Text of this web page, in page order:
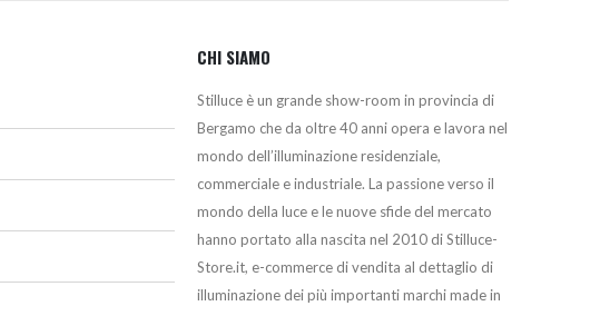
CHI SIAMO
Stilluce è un grande show-room in provincia di
Bergamo che da oltre 40 anni opera e lavora nel
mondo dell’illuminazione residenziale,
commerciale e industriale. La passione verso il
mondo della luce e le nuove sfide del mercato
hanno portato alla nascita nel 2010 di Stilluce-
Store.it, e-commerce di vendita al dettaglio di
illuminazione dei più importanti marchi made in